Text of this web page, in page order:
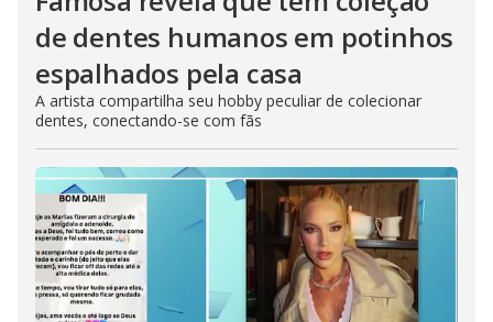
de dentes humanos em potinhos
espalhados pela casa
A artista compartilha seu hobby peculiar de colecionar
dentes, conectando-se com fãs